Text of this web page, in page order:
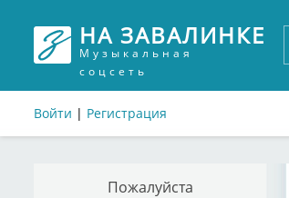
НА ЗАВАЛИНКЕ
Музыкальная
соцсеть
Войти | Регистрация
Пожалуйста